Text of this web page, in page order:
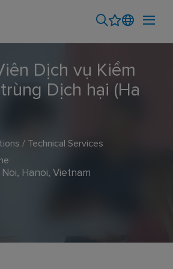
Dịch vụ Kiểm
Dịch hại (Ha
/ Technical Services
Noi, Hanoi, Vietnam